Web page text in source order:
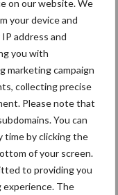
on our website. We
your device and
address and
you with
marketing campaign
collecting precise
Please note that
You can
time by clicking the
of your screen.
to providing you
experience. The